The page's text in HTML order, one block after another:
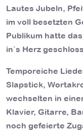
Lautes Jubeln,
im voll besetzten
Publikum hatte
in`s Herz
Temporeiche
Slapstick,
wechselten in
Klavier, Gitarre,
noch gefeierte